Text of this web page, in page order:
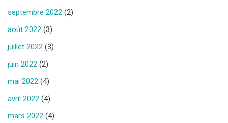
septembre 2022 (2)
août 2022 (3)
juillet 2022 (3)
juin 2022 (2)
mai 2022 (4)
avril 2022 (4)
mars 2022 (4)